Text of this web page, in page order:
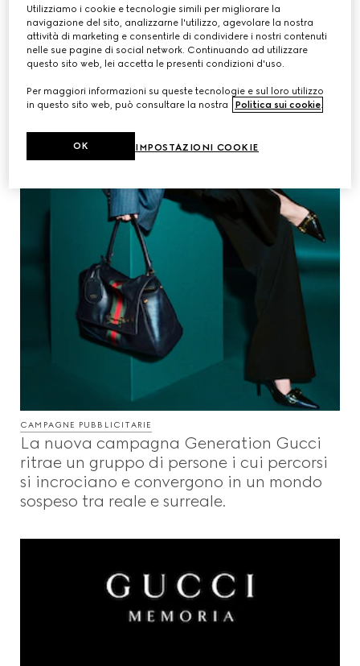
CAMPAGNE PUBBLICITARIE
La nuova campagna Generation Gucci
ritrae un gruppo di persone i cui percorsi
si incrociano e convergono in un mondo
sospeso tra reale e surreale.
Utilizziamo i cookie e tecnologie simili per migliorare la
navigazione del sito, analizzarne l'utilizzo, agevolare la nostra
attività di marketing e consentirle di condividere i nostri contenuti
nelle sue pagine di social network. Continuando ad utilizzare
questo sito web, lei accetta le presenti condizioni d'uso.
Per maggiori informazioni su queste tecnologie e sul loro utilizzo
in questo sito web, può consultare la nostra
Politica sui cookie.
IMPOSTAZIONI COOKIE
OK